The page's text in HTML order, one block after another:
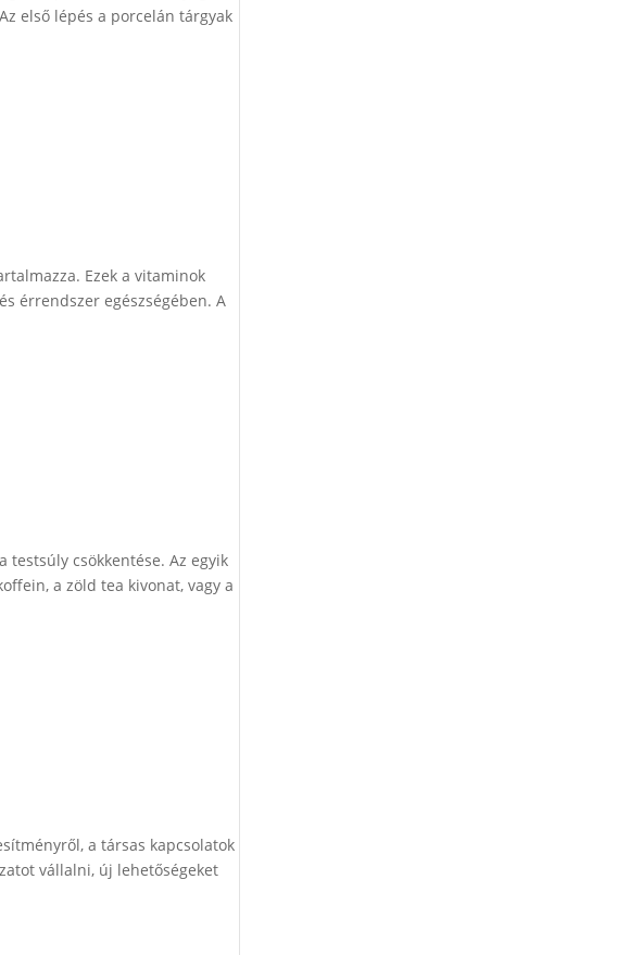
első lépés a porcelán tárgyak
Ezek a vitaminok
érrendszer egészségében. A
testsúly csökkentése. Az egyik
a zöld tea kivonat, vagy a
a társas kapcsolatok
vállalni, új lehetőségeket